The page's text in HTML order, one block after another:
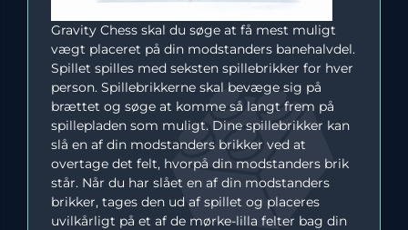
Gravity Chess skal du søge at få mest muligt
vægt placeret på din modstanders banehalvdel.
Spillet spilles med seksten spillebrikker for hver
person. Spillebrikkerne skal bevæge sig på
brættet og søge at komme så langt frem på
spillepladen som muligt. Dine spillebrikker kan
slå en af din modstanders brikker ved at
overtage det felt, hvorpå din modstanders brik
står. Når du har slået en af din modstanders
brikker, tages den ud af spillet og placeres
uvilkårligt på et af de mørke-lilla felter bag din